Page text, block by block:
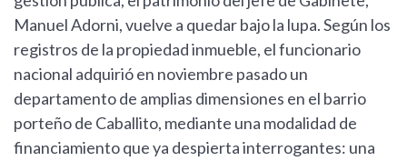
Manuel Adorni, vuelve a quedar bajo la lupa. Según los
registros de la propiedad inmueble, el funcionario
nacional adquirió en noviembre pasado un
departamento de amplias dimensiones en el barrio
porteño de Caballito, mediante una modalidad de
financiamiento que ya despierta interrogantes: una